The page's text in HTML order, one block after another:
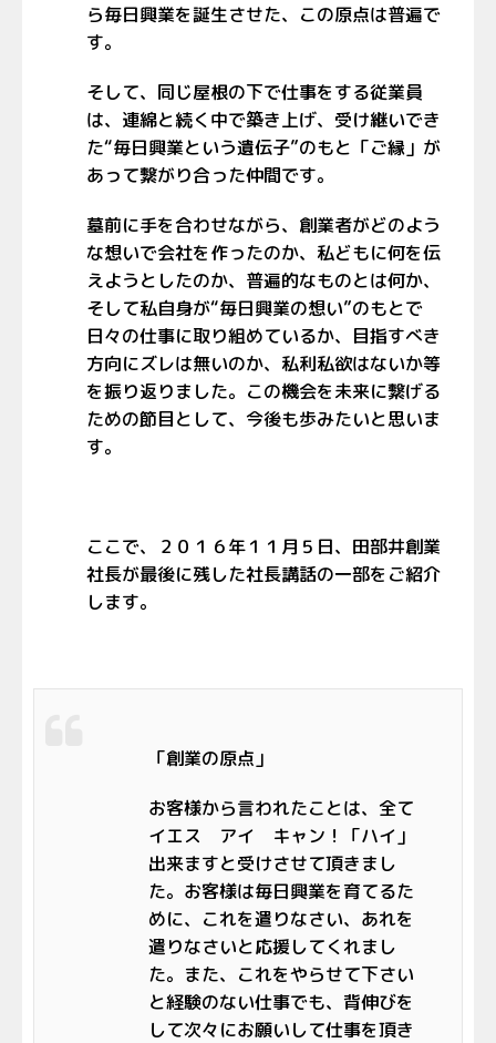
ら毎日興業を誕生させた、この原点は普遍で
す。
そして、同じ屋根の下で仕事をする従業員
は、連綿と続く中で築き上げ、受け継いでき
た“毎日興業という遺伝子”のもと「ご縁」が
あって繋がり合った仲間です。
墓前に手を合わせながら、創業者がどのよう
な想いで会社を作ったのか、私どもに何を伝
えようとしたのか、普遍的なものとは何か、
そして私自身が“毎日興業の想い”のもとで
日々の仕事に取り組めているか、目指すべき
方向にズレは無いのか、私利私欲はないか等
を振り返りました。この機会を未来に繋げる
ための節目として、今後も歩みたいと思いま
す。
ここで、２０１６年１１月５日、田部井創業
社長が最後に残した社長講話の一部をご紹介
します。
「創業の原点」
お客様から言われたことは、全て
イエス アイ キャン！「ハイ」
出来ますと受けさせて頂きまし
た。お客様は毎日興業を育てるた
めに、これを遣りなさい、あれを
遣りなさいと応援してくれまし
た。また、これをやらせて下さい
と経験のない仕事でも、背伸びを
して次々にお願いして仕事を頂き